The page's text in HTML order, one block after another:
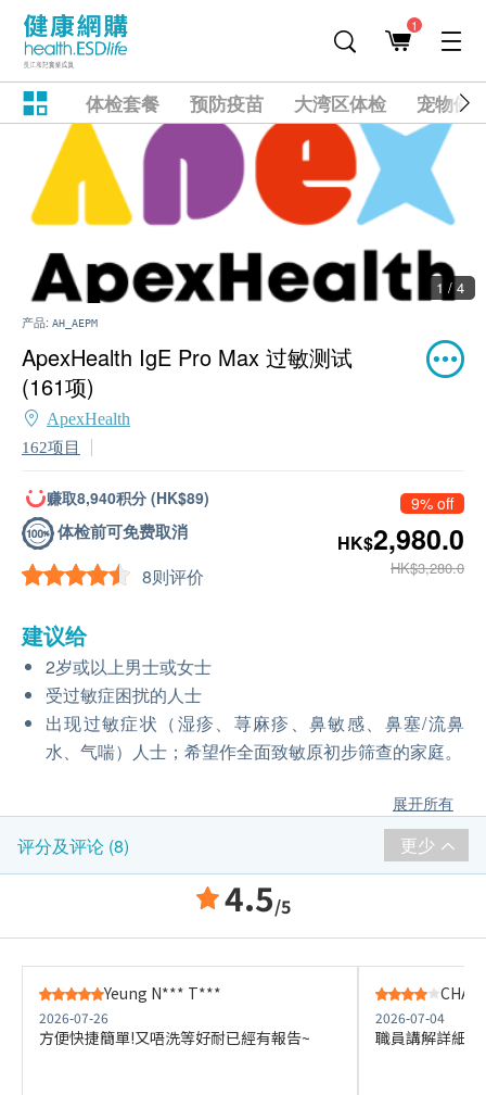
1
体检套餐 预防疫苗 大湾区体检 宠物健
1 / 4
产品: AH_AEPM
ApexHealth IgE Pro Max 过敏测试
(161项)
ApexHealth
162项目
赚取8,940积分 (HK$89)
体检前可免费取消
8则评价
9% off
HK$2,980.0
HK$3,280.0
建议给
2岁或以上男士或女士
受过敏症困扰的人士
出现过敏症状（湿疹、荨麻疹、鼻敏感、鼻塞/流鼻
水、气喘）人士；希望作全面致敏原初步筛查的家庭。
展开所有
评分及评论 (8) 更少
4.5/5
Yeung N*** T***
2026-07-26
方便快捷簡單!又唔洗等好耐已經有報告~
2026-07-04
職員講解詳細